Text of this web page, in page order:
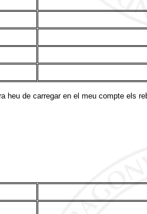
heu de carregar en el meu compte els